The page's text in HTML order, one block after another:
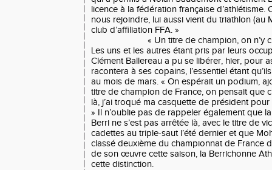
licence à la fédération française d’athlétisme.
nous rejoindre, lui aussi vient du triathlon (au
club d’affiliation FFA. »
« Un titre de champion, on n’y
Les uns et les autres étant pris par leurs
Clément Ballereau a pu se libérer, hier, pour
racontera à ses copains, l’essentiel étant
au mois de mars. « On espérait un podium,
titre de champion de France, on pensait que
là, j’ai troqué ma casquette de président
» Il n’oublie pas de rappeler également que
Berri ne s’est pas arrêtée là, avec le titre de
cadettes au triple-saut l’été dernier et que
classé deuxième du championnat de France
de son œuvre cette saison, la Berrichonne
cette distinction.